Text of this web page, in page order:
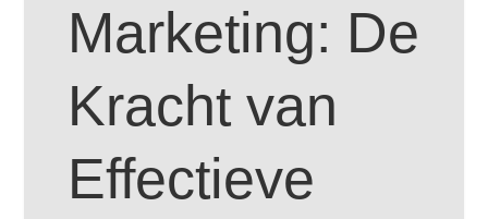
Marketing: De
Kracht van
Effectieve